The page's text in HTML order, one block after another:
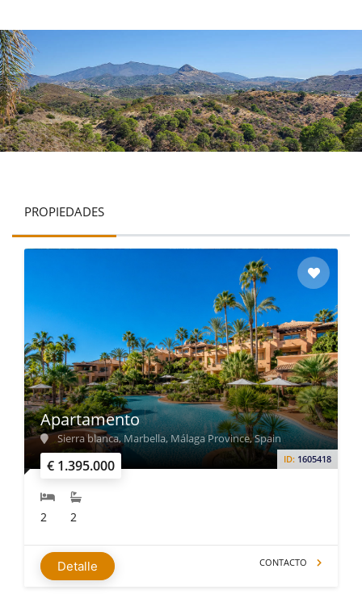
PROPIEDADES
€ 1.395.000 ID: 1605418
Apartamento
Sierra blanca, Marbella, Málaga Province, Spain
2 2
Detalle CONTACTO